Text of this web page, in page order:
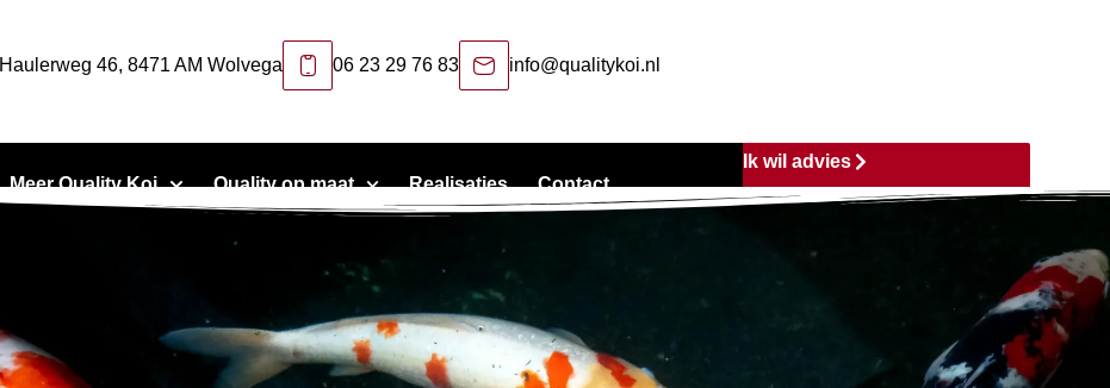
Haulerweg 46, 8471 AM Wolvega 06 23 29 76 83 info@qualitykoi.nl
Meer Quality Koi Quality op maat Realisaties Contact
Ik wil advies